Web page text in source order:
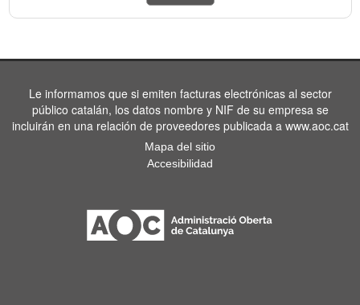
Le informamos que si emiten facturas electrónicas al sector
público catalán, los datos nombre y NIF de su empresa se
incluirán en una relación de proveedores publicada a www.aoc.cat
Mapa del sitio
Accesibilidad